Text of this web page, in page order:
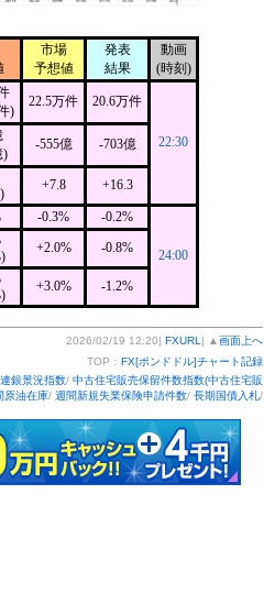
市場
予想値
発表
結果
動画
(時刻)
)
22.5万件 20.6万件
22:30
)
-555億 -703億
+7.8 +16.3
-0.3% -0.2%
24:00
+2.0%
-0.8%
+3.0% -1.2%
2026/02/19 12:20| FXURL | ▲ 画面上へ
TOP： FX[ポンドドル]チャート記録
銀景況指数/ 中古住宅販売保留件数指数(中古住宅販
原油在庫/ 週間新規失業保険申請件数/ 長期国債入札/